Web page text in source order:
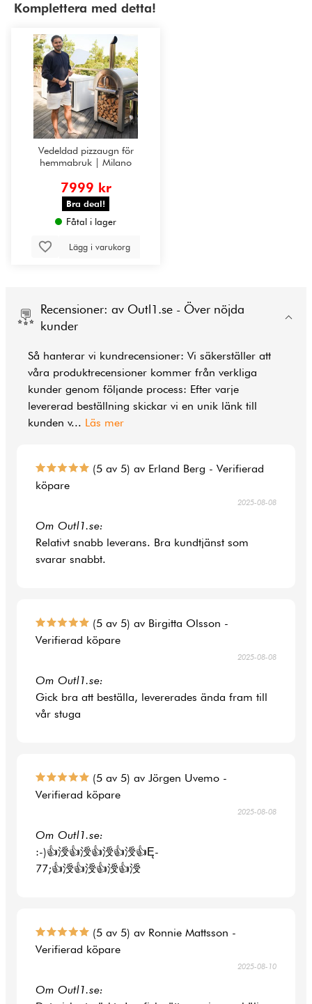
Komplettera med detta!
Vedeldad pizzaugn för
hemmabruk | Milano
7999 kr
Bra deal!
Fåtal i lager
Lägg i varukorg
Recensioner: av Outl1.se - Över nöjda
kunder
Så hanterar vi kundrecensioner: Vi säkerställer att
våra produktrecensioner kommer från verkliga
kunder genom följande process: Efter varje
levererad beställning skickar vi en unik länk till
kunden v... Läs mer
(5 av 5) av Erland Berg - Verifierad
köpare
2025-08-08
Om Outl1.se:
Relativt snabb leverans. Bra kundtjänst som
svarar snabbt.
(5 av 5) av Birgitta Olsson -
Verifierad köpare
2025-08-08
Om Outl1.se:
Gick bra att beställa, levererades ända fram till
vår stuga
(5 av 5) av Jörgen Uvemo -
Verifierad köpare
2025-08-08
Om Outl1.se:
:-)👍涭👍涭👍涭👍涭👍Ę-
77;👍涭👍涭👍涭👍涭
(5 av 5) av Ronnie Mattsson -
Verifierad köpare
2025-08-10
Om Outl1.se: